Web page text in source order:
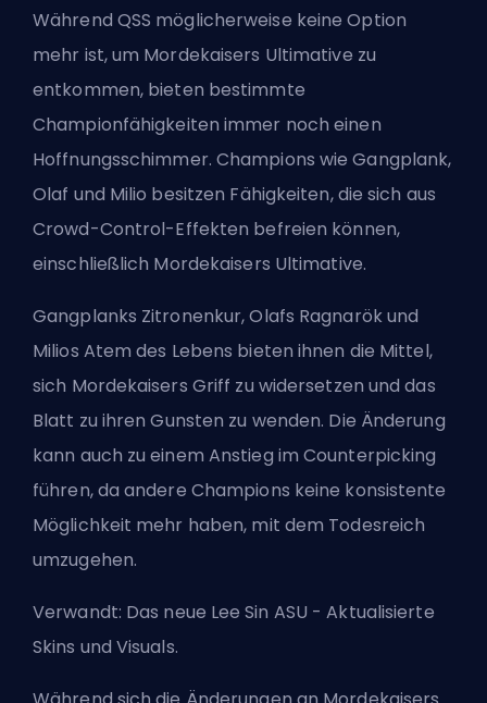
Während QSS möglicherweise keine Option
mehr ist, um Mordekaisers Ultimative zu
entkommen, bieten bestimmte
Championfähigkeiten immer noch einen
Hoffnungsschimmer. Champions wie Gangplank,
Olaf und Milio besitzen Fähigkeiten, die sich aus
Crowd-Control-Effekten befreien können,
einschließlich Mordekaisers Ultimative.
Gangplanks Zitronenkur, Olafs Ragnarök und
Milios Atem des Lebens bieten ihnen die Mittel,
sich Mordekaisers Griff zu widersetzen und das
Blatt zu ihren Gunsten zu wenden. Die Änderung
kann auch zu einem Anstieg imCounterpicking
führen, da andere Champions keine konsistente
Möglichkeit mehr haben, mit dem Todesreich
umzugehen.
Verwandt: Das neue Lee Sin ASU - Aktualisierte
Skins und Visuals.